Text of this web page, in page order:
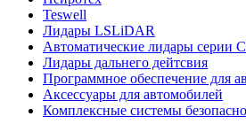
Teswell
Лидары LSLiDAR
Автоматические лидары серии
Лидары дальнего дейтсвия
Программное обеспечение для
Аксессуары для автомобилей
Комплексные системы